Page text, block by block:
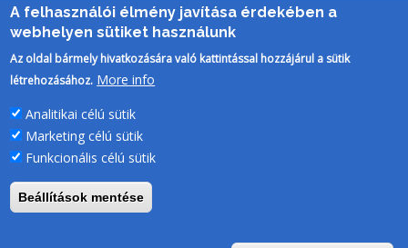
Oldalszámozás
Jelenlegi
oldal
1 Oldal
2
Következő
oldal
››
Utolsó
oldal
Utolsó »
A felhasználói élmény javítása érdekében a
webhelyen sütiket használunk
Az oldal bármely hivatkozására való kattintással hozzájárul a sütik
létrehozásához. More info
Analitikai célú sütik
Marketing célú sütik
Funkcionális célú sütik
Beállítások mentése